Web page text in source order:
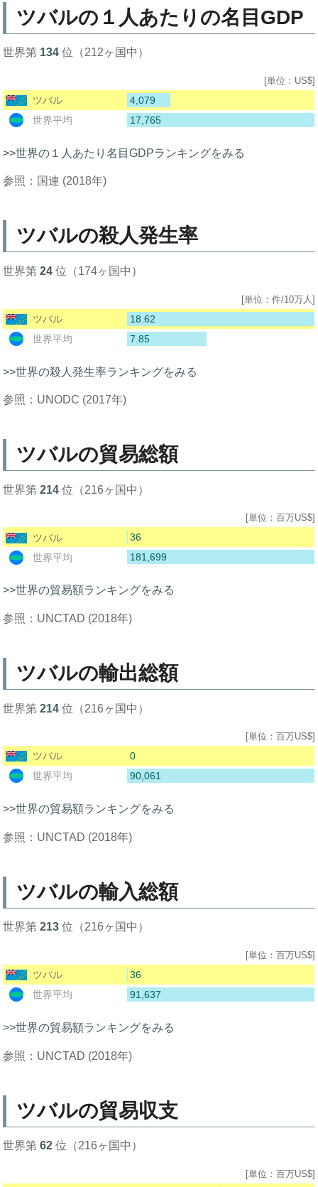
ツバルの１人あたりの名目GDP
世界第 134 位（212ヶ国中）
[単位：US$]
ツバル
4,079
世界平均
17,765
>>世界の１人あたり名目GDPランキングをみる
参照：国連 (2018年)
ツバルの殺人発生率
世界第24 位（174ヶ国中）
[単位：件/10万人]
ツバル
18.62
世界平均
7.85
>>世界の殺人発生率ランキングをみる
参照：UNODC (2017年)
ツバルの貿易総額
世界第214 位（216ヶ国中）
[単位：百万US$]
ツバル
36
世界平均
181,699
>>世界の貿易額ランキングをみる
参照：UNCTAD (2018年)
ツバルの輸出総額
世界第214 位（216ヶ国中）
[単位：百万US$]
ツバル
0
世界平均
90,061
>>世界の貿易額ランキングをみる
参照：UNCTAD (2018年)
ツバルの輸入総額
世界第213 位（216ヶ国中）
[単位：百万US$]
ツバル
36
世界平均
91,637
>>世界の貿易額ランキングをみる
参照：UNCTAD (2018年)
ツバルの貿易収支
世界第62 位（216ヶ国中）
[単位：百万US$]